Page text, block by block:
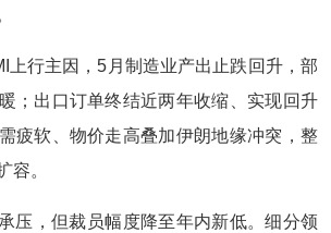
上行主因，5月制造业产出止跌回升，部
；出口订单终结近两年收缩、实现回升
疲软、物价走高叠加伊朗地缘冲突，整
容。
压，但裁员幅度降至年内新低。细分领